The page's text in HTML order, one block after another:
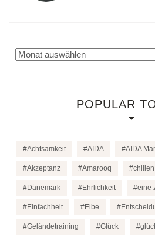
Archiv
POPULAR
Achtsamkeit AIDA AIDA Mar
Akzeptanz Amarooq chillen
Dänemark Ehrlichkeit eine
Einfachheit Elbe
Geländetraining Glück